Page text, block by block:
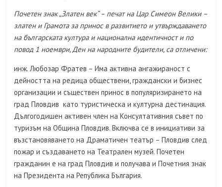
Почетен знак „Златен век“ – печат на Цар Симеон Велики –
златен и Грамота за принос в развитието и утвърждаването
на българската култура и национална идентичност и по
повод 1 ноември, Ден на народните будители, са отличени:
инж. Любозар Фратев – Има активна ангажираност с
дейността на редица обществени, граждански и бизнес
организации и съществен принос в популяризирането на
град Пловдив като туристическа и културна дестинация.
Дългогодишен активен член на Консултативния съвет по
туризъм на Община Пловдив. Включва се в инициативи за
възстановяването на Драматичен театър – Пловдив след
пожар и създаването на Театрален музей. Почетен
гражданин е на град Пловдив и получава и Почетния знак
на Президента на Република България.